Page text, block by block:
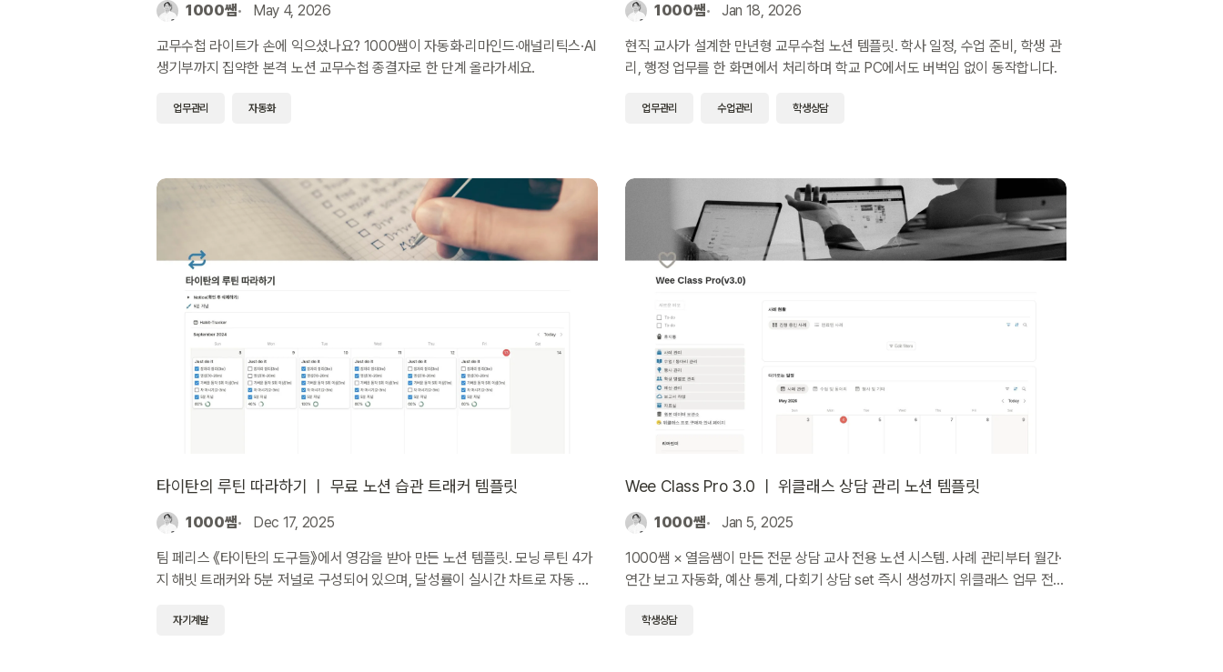
1000쌤 May 4, 2026
교무수첩 라이트가 손에 익으셨나요? 1000쌤이 자동화·리마인드·애널리틱스·AI
생기부까지 집약한 본격 노션 교무수첩 종결자로 한 단계 올라가세요.
업무관리 자동화
1000쌤 Jan 18, 2026
현직 교사가 설계한 만년형 교무수첩 노션 템플릿. 학사 일정, 수업 준비, 학생 관
리, 행정 업무를 한 화면에서 처리하며 학교 PC에서도 버벅임 없이 동작합니다.
업무관리 수업관리 학생상담
타이탄의 루틴 따라하기 ㅣ 무료 노션 습관 트래커 템플릿
1000쌤 Dec 17, 2025
팀 페리스 《타이탄의 도구들》에서 영감을 받아 만든 노션 템플릿. 모닝 루틴 4가
지 해빗 트래커와 5분 저널로 구성되어 있으며, 달성률이 실시간 차트로 자동 반
자기계발
Wee Class Pro 3.0 ㅣ 위클래스 상담 관리 노션 템플릿
1000쌤 Jan 5, 2025
1000쌤 × 열음쌤이 만든 전문 상담 교사 전용 노션 시스템. 사례 관리부터 월간·
연간 보고 자동화, 예산 통계, 다회기 상담 set 즉시 생성까지 위클래스 업무 전반
학생상담